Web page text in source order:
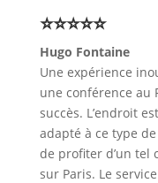
⭐⭐⭐⭐⭐
Hugo Fontaine
Une expérience
une conférence au
succès. L’endroit
adapté à ce type
de profiter d’un tel
sur Paris. Le